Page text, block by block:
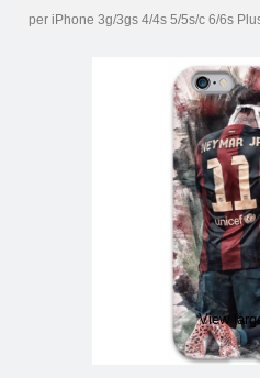
per iPhone 3g/3gs 4/4s 5/5s/c 6/6s
View